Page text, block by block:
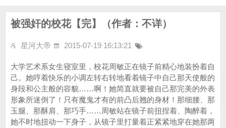
被强奸的校花【完】（作者：不详）
星河大帝 2015-07-19 16:13:21
大学艺术系女生寝室里，校花周敏正在镜子前精心地装扮着自
己。她哼着快乐的小调左转右转地看着镜子中自己那天使般的
身段和公主般的容貌……啊！她简直就要被自己那完美的外表
形象所迷倒了！只有魔鬼才有的前凸后翘的身材！那细腰、那
玉腿、那酥肩、那巧手……周敏站在镜子前扭捏着、陶醉着，
她不时地扭动一下身子，从镜子里打量着正紧紧地穿在她那两